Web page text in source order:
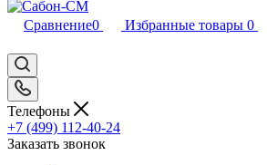
Сравнение0 Избранные товары 0
Телефоны
+7 (499) 112-40-24
Заказать звонок